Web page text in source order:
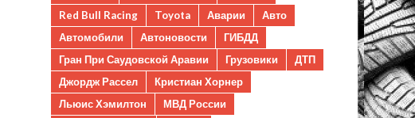
Red Bull Racing
Toyota Аварии
Авто
Автомобили
Автоновости
ГИБДД
Гран При Саудовской Аравии
Грузовики
ДТП
Джордж Рассел
Кристиан Хорнер
Льюис Хэмилтон
МВД России